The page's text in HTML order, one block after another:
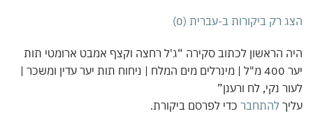
רק ביקורות ב-עברית (0)
הראשון לכתוב סקירה “ג'ל רחצה וקצף אמבט ארומטי תות
יער 400 מ"ל | מינרלים מים המלח | ניחוח תות יער עדין ומשכר |
נקי, לח ורענן”
להתחברכדי לפרסם ביקורת.